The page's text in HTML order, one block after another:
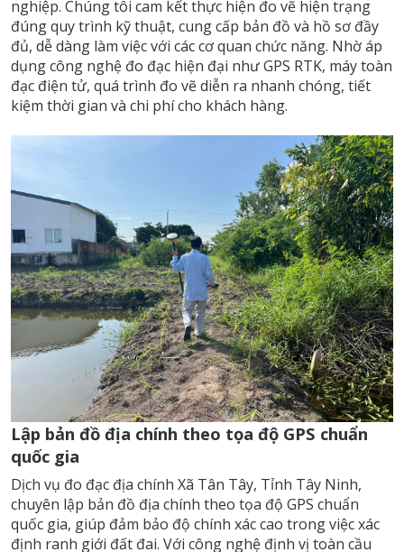
nghiệp. Chúng tôi cam kết thực hiện đo vẽ hiện trạng
đúng quy trình kỹ thuật, cung cấp bản đồ và hồ sơ đầy
đủ, dễ dàng làm việc với các cơ quan chức năng. Nhờ áp
dụng công nghệ đo đạc hiện đại như GPS RTK, máy toàn
đạc điện tử, quá trình đo vẽ diễn ra nhanh chóng, tiết
kiệm thời gian và chi phí cho khách hàng.
Lập bản đồ địa chính theo tọa độ GPS chuẩn
quốc gia
Dịch vụ đo đạc địa chính Xã Tân Tây, Tỉnh Tây Ninh,
chuyên lập bản đồ địa chính theo tọa độ GPS chuẩn
quốc gia, giúp đảm bảo độ chính xác cao trong việc xác
định ranh giới đất đai. Với công nghệ định vị toàn cầu